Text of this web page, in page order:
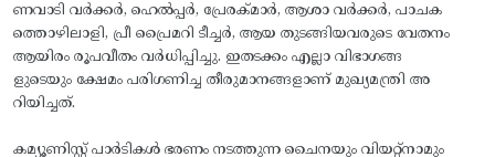
ണവാടി വർക്കർ, ഹെൽപ്പർ, പ്രേരക്‌മാർ, ആശാ വർക്കർ, പാചക
ത്തൊഴിലാളി, പ്രീ പ്രൈമറി ടീച്ചർ, ആയ തുടങ്ങിയവരുടെ വേതനം
ആയിരം രൂപവീതം വർധിപ്പിച്ചു. ഇതടക്കം എല്ലാ വിഭാഗങ്ങ
ളുടെയും ക്ഷേമം പരിഗണിച്ച തീരുമാനങ്ങളാണ്‌ മുഖ്യമന്ത്രി അ
റിയിച്ചത്‌.
കമ്യൂണിസ്റ്റ് പാർടികൾ ഭരണം നടത്തുന്ന ചൈനയും വിയറ്റ്‌നാമും